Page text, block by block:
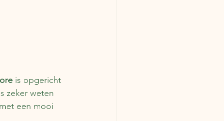
is opgericht
zeker weten
een mooi